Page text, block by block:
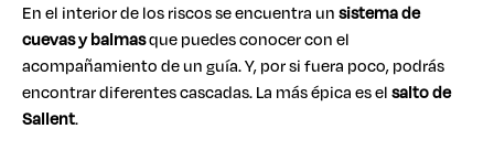
En el interior de los riscos se encuentra unsistema de
cuevas y balmasque puedes conocer con el
acompañamiento de un guía. Y, por si fuera poco, podrás
encontrar diferentes cascadas. La más épica es elsalto de
Sallent.